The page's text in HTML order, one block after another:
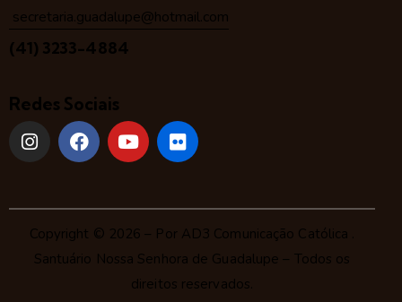
secretaria.guadalupe@hotmail.com
(41) 3233-4884
Redes Sociais
Copyright © 2026 – Por AD3 Comunicação Católica .
Santuário Nossa Senhora de Guadalupe – Todos os
direitos reservados.